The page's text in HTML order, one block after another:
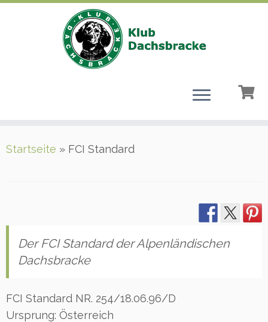
Inhalt
Startseite » FCI Standard
Der FCI Standard der Alpenländischen
Dachsbracke
FCI Standard NR. 254/18.06.96/D
Ursprung: Österreich